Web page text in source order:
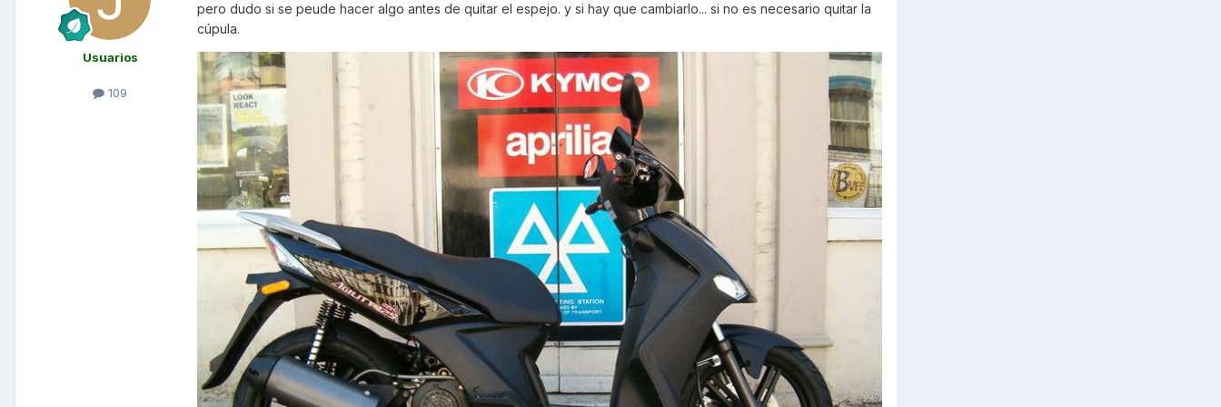
Usuarios
109
pero dudo si se peude hacer algo antes de quitar el espejo. y si hay que cambiarlo... si no es necesario quitar la
cúpula.